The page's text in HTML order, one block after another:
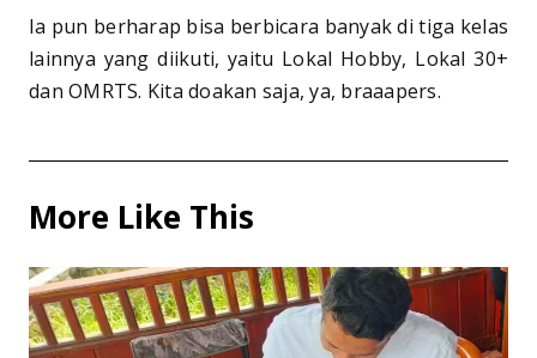
Ia pun berharap bisa berbicara banyak di tiga kelas
lainnya yang diikuti, yaitu Lokal Hobby, Lokal 30+
dan OMRTS. Kita doakan saja, ya, braaapers.
More Like This